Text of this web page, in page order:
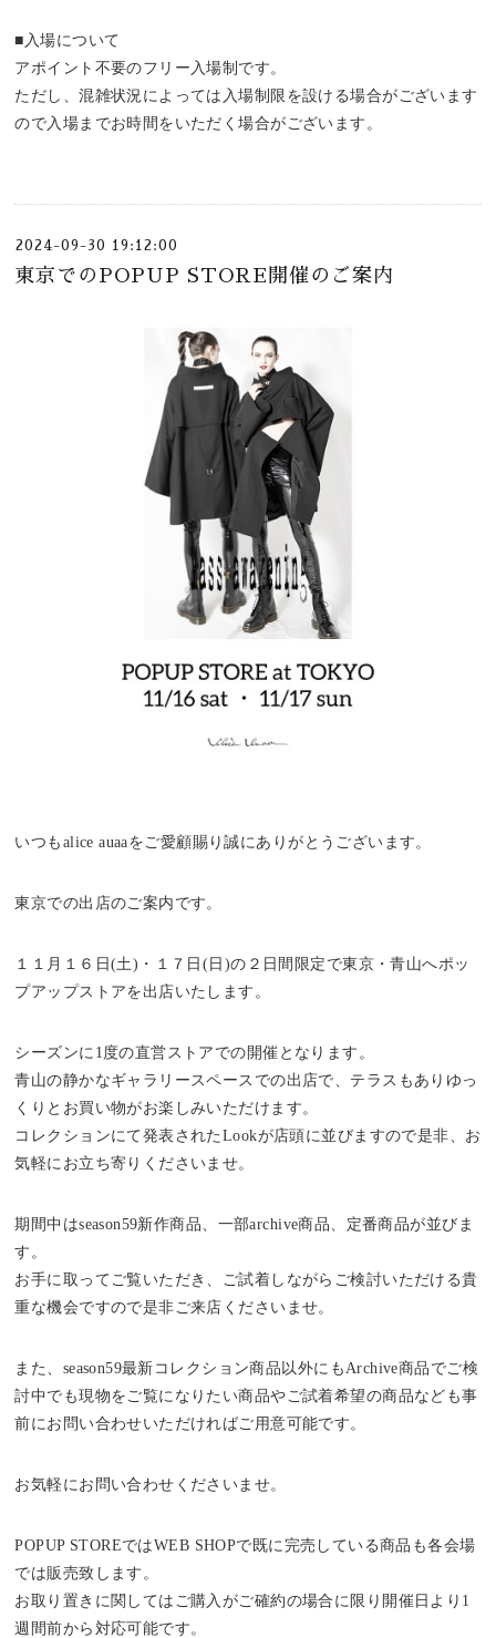
■入場について
アポイント不要のフリー入場制です。
ただし、混雑状況によっては入場制限を設ける場合がございます
ので入場までお時間をいただく場合がございます。
2024-09-30 19:12:00
東京でのPOPUP STORE開催のご案内
いつもalice auaaをご愛顧賜り誠にありがとうございます。
東京での出店のご案内です。
１１月１６日(土)・１７日(日)の２日間限定で東京・青山へポッ
プアップストアを出店いたします。
シーズンに1度の直営ストアでの開催となります。
青山の静かなギャラリースペースでの出店で、テラスもありゆっ
くりとお買い物がお楽しみいただけます。
コレクションにて発表されたLookが店頭に並びますので是非、お
気軽にお立ち寄りくださいませ。
期間中はseason59新作商品、一部archive商品、定番商品が並びま
す。
お手に取ってご覧いただき、ご試着しながらご検討いただける貴
重な機会ですので是非ご来店くださいませ。
また、season59最新コレクション商品以外にもArchive商品でご検
討中でも現物をご覧になりたい商品やご試着希望の商品なども事
前にお問い合わせいただければご用意可能です。
お気軽にお問い合わせくださいませ。
POPUP STOREではWEB SHOPで既に完売している商品も各会場
では販売致します。
お取り置きに関してはご購入がご確約の場合に限り開催日より1
週間前から対応可能です。